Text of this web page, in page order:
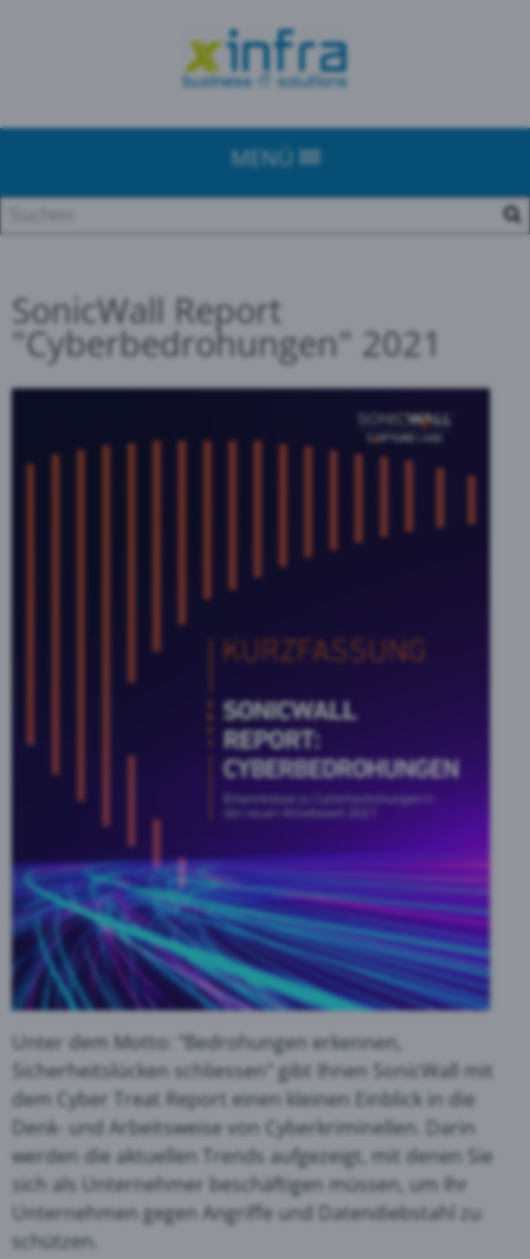
MENÜ
SonicWall Report
"Cyberbedrohungen" 2021
Unter dem Motto: "Bedrohungen erkennen,
Sicherheitslücken schliessen" gibt Ihnen SonicWall mit
dem Cyber Treat Report einen kleinen Einblick in die
Denk- und Arbeitsweise von Cyberkriminellen. Darin
werden die aktuellen Trends aufgezeigt, mit denen Sie
sich als Unternehmer beschäftigen müssen, um Ihr
Unternehmen gegen Angriffe und Datendiebstahl zu
schützen.